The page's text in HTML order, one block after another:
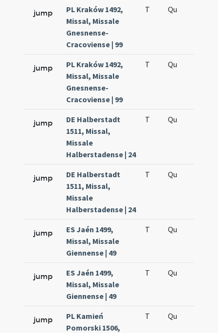
jump
PL Kraków 1492,
Missal, Missale
Gnesnense-
Cracoviense | 99
T Qu
jump
PL Kraków 1492,
Missal, Missale
Gnesnense-
Cracoviense | 99
T Qu
jump
DE Halberstadt
1511, Missal,
Missale
Halberstadense | 24
T Qu
jump
DE Halberstadt
1511, Missal,
Missale
Halberstadense | 24
T Qu
jump
ES Jaén 1499,
Missal, Missale
Giennense | 49
T Qu
jump
ES Jaén 1499,
Missal, Missale
Giennense | 49
T Qu
jump
PL Kamień
Pomorski 1506,
T Qu